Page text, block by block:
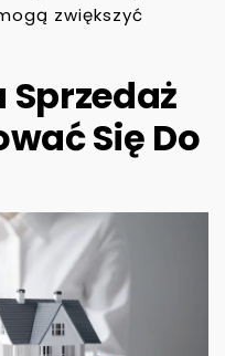
zwiększyć
Sprzedaż
Się Do